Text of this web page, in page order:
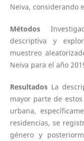
Neiva, considerando
Métodos
descriptiva y
muestreo
Neiva para el año
Resultados La
mayor parte de
urbana,
residencias, se
género y